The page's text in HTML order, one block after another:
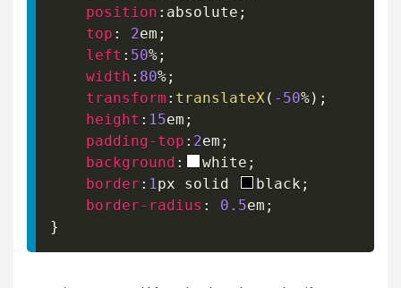
position : absolute ;
top : 2em ;
left : 50%;
width : 80%;
transform : translateX ( -50%) ;
height : 15em ;
padding-top : 2em ;
background : white ;
border : 1 px solid black ;
border-radius : 0.5em ;
}